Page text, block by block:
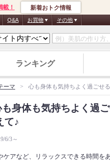
！ 新着おトク情報
Q&A お買物 その他
ランキング
ーマ 心も身体も気持ちよく過ごせ
も身体も気持ちよく過
て♪
6/3～
ケアなど、リラックスできる時間を